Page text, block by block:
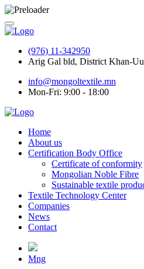
(976) 11-342950
Arig Gal bld, District Khan-
info@mongoltextile.mn
Mon-Fri: 9:00 - 18:00
Home
About us
Certification Body Office
Certificate of conformity
Mongolian Noble Fibre
Sustainable textile
Textile Technology Center
Companies
News
Contact
Mng